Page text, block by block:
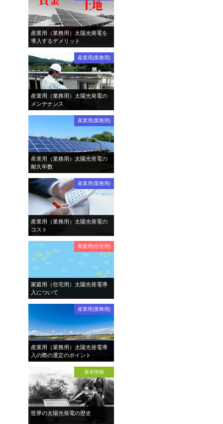
産業用（業務用）太陽光発電を
導入するデメリット
産業用(業務用)
産業用（業務用）太陽光発電の
メンテナンス
産業用(業務用)
産業用（業務用）太陽光発電の
耐久年数
産業用(業務用)
産業用（業務用）太陽光発電の
コスト
家庭用(住宅用)
家庭用（住宅用）太陽光発電導
入について
産業用(業務用)
産業用（業務用）太陽光発電導
入の際の選定のポイント
基本情報
世界の太陽光発電の歴史